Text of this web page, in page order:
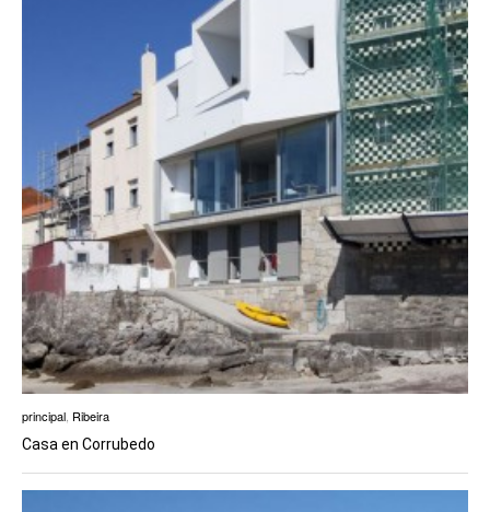
principal Ribeira
Casa en Corrubedo